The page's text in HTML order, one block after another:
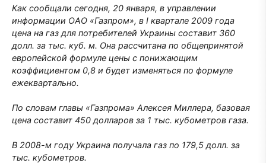
Как сообщали сегодня, 20 января, в управлении
информации ОАО «Газпром», в I квартале 2009 года
цена на газ для потребителей Украины составит 360
долл. за тыс. куб. м. Она рассчитана по общепринятой
европейской формуле цены с понижающим
коэффициентом 0,8 и будет изменяться по формуле
ежеквартально.
По словам главы «Газпрома» Алексея Миллера, базовая
цена составит 450 долларов за 1 тыс. кубометров газа.
В 2008-м году Украина получала газ по 179,5 долл. за
тыс. кубометров.